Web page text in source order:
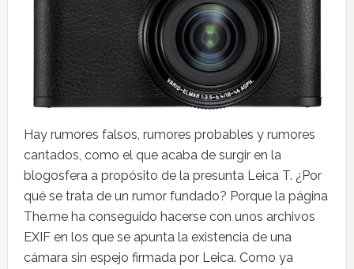
Hay rumores falsos, rumores probables y rumores
cantados, como el que acaba de surgir en la
blogosfera a propósito de la presunta Leica T. ¿Por
qué se trata de un rumor fundado? Porque la página
The.me ha conseguido hacerse con unos archivos
EXIF en los que se apunta la existencia de una
cámara sin espejo firmada por Leica. Como ya